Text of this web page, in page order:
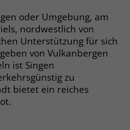
oder Umgebung, am
nordwestlich von
Unterstützung für sich
von Vulkanbergen
ist Singen
zu
bietet ein reiches
set by Cloudflare, is used to
Cloudflare Bot Management.
Ads
eine zufallsgenerierte User-ID.